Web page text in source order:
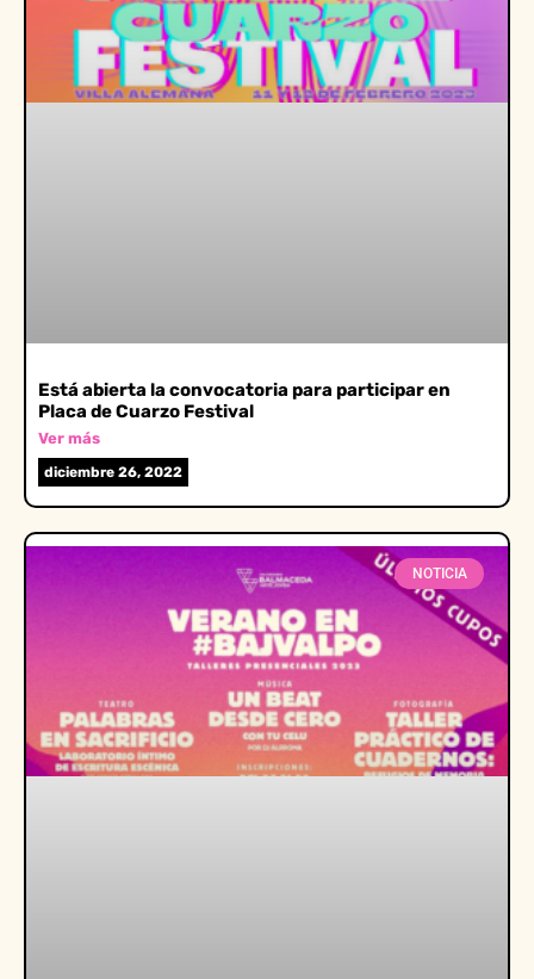
Está abierta la convocatoria para participar en
Placa de Cuarzo Festival
Ver más
diciembre 26, 2022
NOTICIA